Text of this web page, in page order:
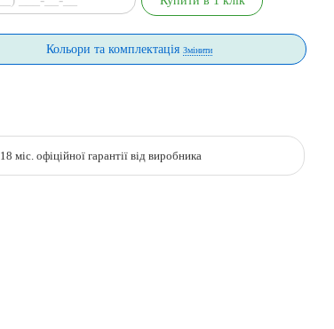
Кольори та комплектація Змінити
18 міс. офіційної гарантії від виробника